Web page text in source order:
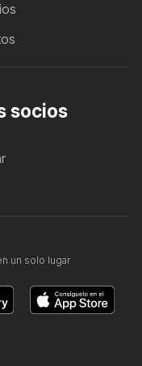
socios
un solo lugar